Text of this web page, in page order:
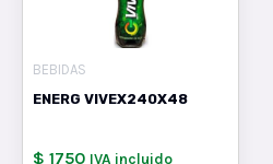
BEBIDAS
ENERG VIVEX240X48
$ 1750 IVA incluido